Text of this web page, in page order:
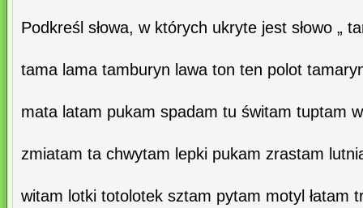
Podkreśl słowa, w których ukryte jest słowo „
tama lama tamburyn lawa ton ten polot
mata latam pukam spadam tu świtam tuptam
zmiatam ta chwytam lepki pukam zrastam
witam lotki totolotek sztam pytam motyl łatam